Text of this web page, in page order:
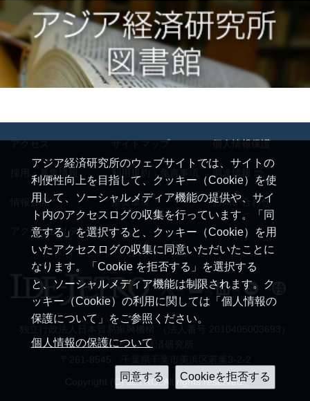
アジア経済研究所のウェブサイトでは、サイトの
利便性向上を目指して、クッキー（Cookie）を使
用して、ソーシャルメディア機能の提供や、サイ
ト内のアクセスログの収集を行っています。「同
意する」を選択すると、クッキー（Cookie）を用
いたアクセスログの収集に同意いただいたことに
なります。「Cookie を拒否する」を選択する
と、ソーシャルメディア機能は制限されます。ク
ッキー（Cookie）の利用に関しては「個人情報の
保護について」をご参照ください。
個人情報の保護について
アクセス サイトマップ 個人情報保護
採用・募集情報 利用規約・免責事項 調達情報
情報公開 推奨環境 お問い合わせ
アクセシビリティ
アジア経済研究所
Copyright (C) JETRO. All rights reserved.